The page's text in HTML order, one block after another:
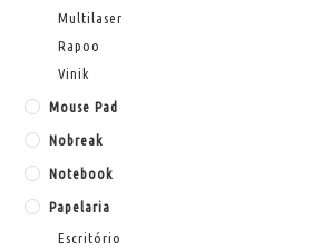
Multilaser
Rapoo
Vinik
Mouse Pad
Nobreak
Notebook
Papelaria
Escritório